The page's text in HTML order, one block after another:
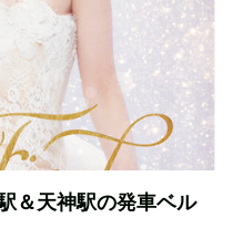
＆天神駅の発車ベル